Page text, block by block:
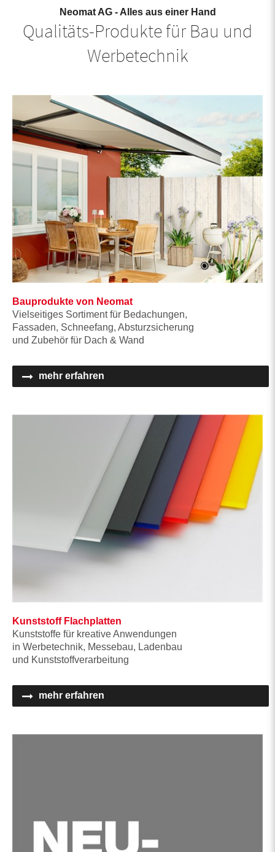
Neomat AG - Alles aus einer Hand
Qualitäts-Produkte für Bau und
Werbetechnik
Bauprodukte von Neomat
Vielseitiges Sortiment für Bedachungen,
Fassaden, Schneefang, Absturzsicherung
und Zubehör für Dach & Wand
mehr erfahren
Kunststoff Flachplatten
Kunststoffe für kreative Anwendungen
in Werbetechnik, Messebau, Ladenbau
und Kunststoffverarbeitung
mehr erfahren